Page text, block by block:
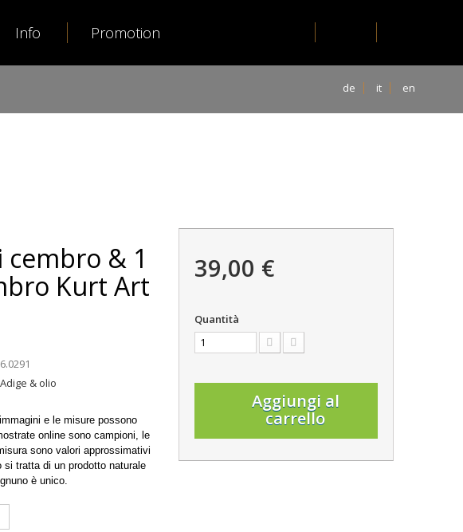
de it en
Info Promotion
cembro & 1
Kurt Art
& olio
e le misure possono
online sono campioni, le
sono valori approssimativi
tratta di un prodotto naturale
è unico.
39,00 €
Quantità
Aggiungi al
carrello